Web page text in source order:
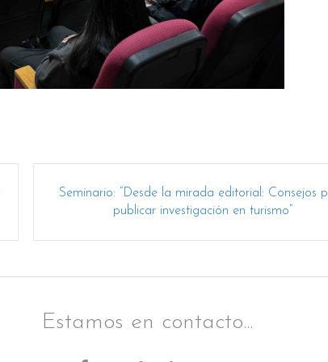
Seminario: “Desde la mirada editorial: Consejos
publicar investigación en turismo”
Estamos en contacto...